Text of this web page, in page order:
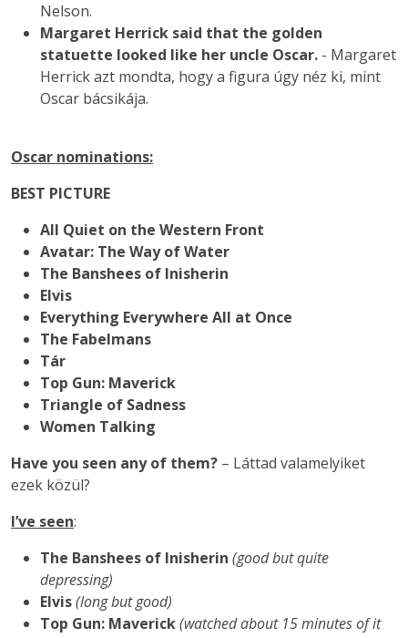
Nelson.
Margaret Herrick said that the golden
statuette looked like her uncle Oscar. - Margaret
Herrick azt mondta, hogy a figura úgy néz ki, mint
Oscar bácsikája.
Oscar nominations:
BEST PICTURE
All Quiet on the Western Front
Avatar: The Way of Water
The Banshees of Inisherin
Elvis
Everything Everywhere All at Once
The Fabelmans
Tár
Top Gun: Maverick
Triangle of Sadness
Women Talking
Have you seen any of them? – Láttad valamelyiket
ezek közül?
I’ve seen:
The Banshees of Inisherin (good but quite
depressing)
Elvis(long but good)
Top Gun: Maverick(watched about 15 minutes of it